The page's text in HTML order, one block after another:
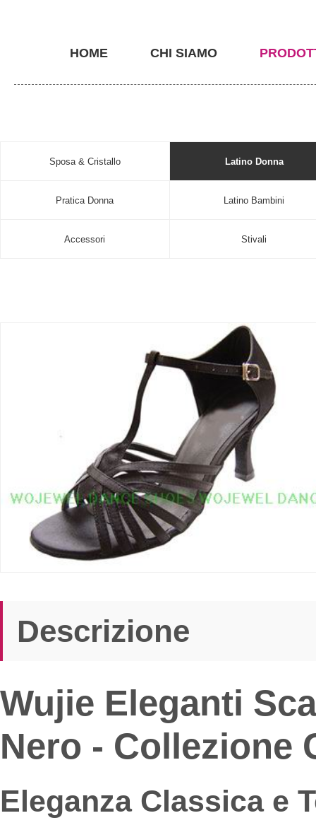
HOME CHI SIAMO
Sposa & Cristallo Latino Donna
Pratica Donna Latino Bambini
Accessori Stivali
Descrizione
Wujie Eleganti
Nero - Collezione
Eleganza Classica e